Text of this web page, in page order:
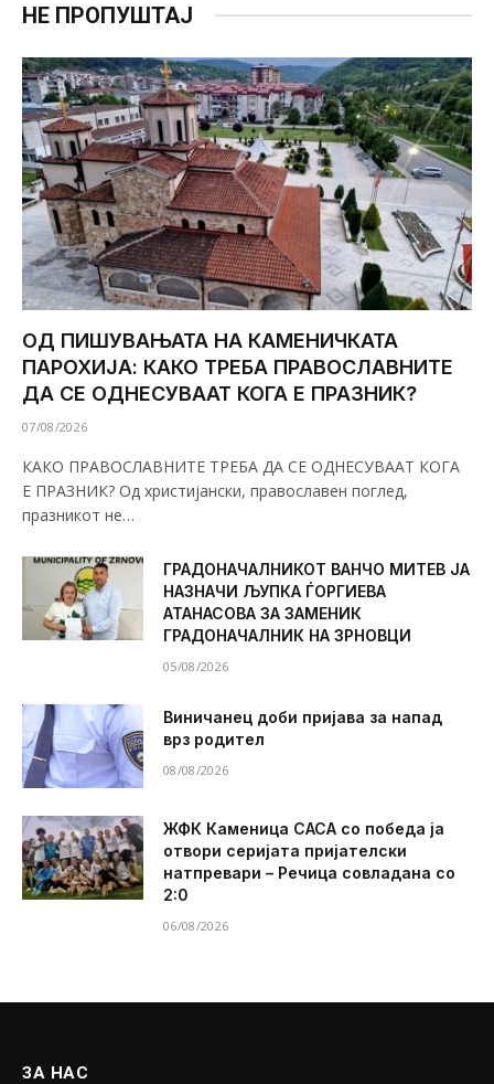
НЕ ПРОПУШТАЈ
ОД ПИШУВАЊАТА НА КАМЕНИЧКАТА
ПАРОХИЈА: КАКО ТРЕБА ПРАВОСЛАВНИТЕ
ДА СЕ ОДНЕСУВААТ КОГА Е ПРАЗНИК?
07/08/2026
КАКО ПРАВОСЛАВНИТЕ ТРЕБА ДА СЕ ОДНЕСУВААТ КОГА
Е ПРАЗНИК? Од христијански, православен поглед,
празникот не…
ГРАДОНАЧАЛНИКОТ ВАНЧО МИТЕВ ЈА
НАЗНАЧИ ЉУПКА ЃОРГИЕВА
АТАНАСОВА ЗА ЗАМЕНИК
ГРАДОНАЧАЛНИК НА ЗРНОВЦИ
05/08/2026
Виничанец доби пријава за напад
врз родител
08/08/2026
ЖФК Каменица САСА со победа ја
отвори серијата пријателски
натпревари – Речица совладана со
2:0
06/08/2026
ЗА НАС